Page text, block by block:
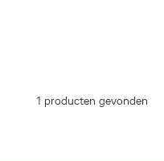
1 producten gevonden